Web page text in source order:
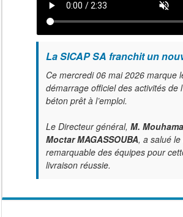
La SICAP SA franchit un
Ce mercredi 06 mai 2026 marque
démarrage officiel des activités de
béton prêt à l’emploi.
Le Directeur général, M.
Moctar MAGASSOUBA, a salué
remarquable des équipes pour
livraison réussie.